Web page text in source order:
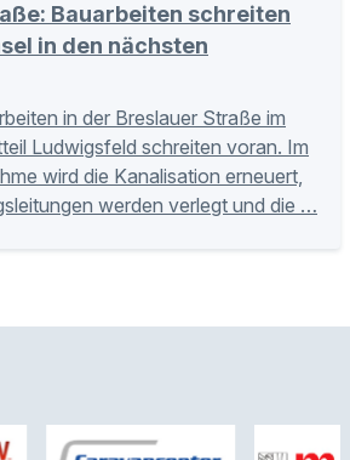
Bauarbeiten schreiten
in den nächsten
in der Breslauer Straße im
Ludwigsfeld schreiten voran. Im
wird die Kanalisation erneuert,
werden verlegt und die …